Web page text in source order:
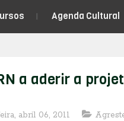
Agenda Cultural
a aderir a
abril 06, 2011